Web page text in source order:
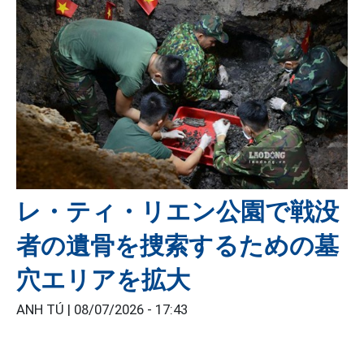
レ・ティ・リエン公園で戦没
者の遺骨を捜索するための墓
穴エリアを拡大
ANH TÚ | 08/07/2026 - 17:43